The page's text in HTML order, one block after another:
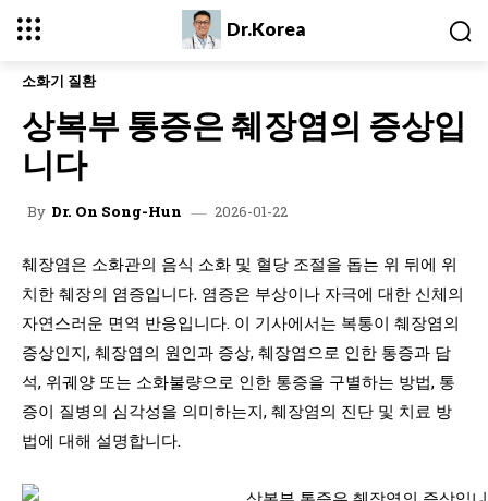
Dr.Korea
소화기 질환
상복부 통증은 췌장염의 증상입
니다
By Dr. On Song-Hun 2026-01-22
췌장염은 소화관의 음식 소화 및 혈당 조절을 돕는 위 뒤에 위
치한 췌장의 염증입니다. 염증은 부상이나 자극에 대한 신체의
자연스러운 면역 반응입니다. 이 기사에서는 복통이 췌장염의
증상인지, 췌장염의 원인과 증상, 췌장염으로 인한 통증과 담
석, 위궤양 또는 소화불량으로 인한 통증을 구별하는 방법, 통
증이 질병의 심각성을 의미하는지, 췌장염의 진단 및 치료 방
법에 대해 설명합니다.